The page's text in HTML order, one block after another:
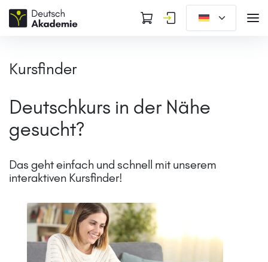
Kursfinder
Deutschkurs in der Nähe
gesucht?
Das geht einfach und schnell mit unserem
interaktiven Kursfinder!